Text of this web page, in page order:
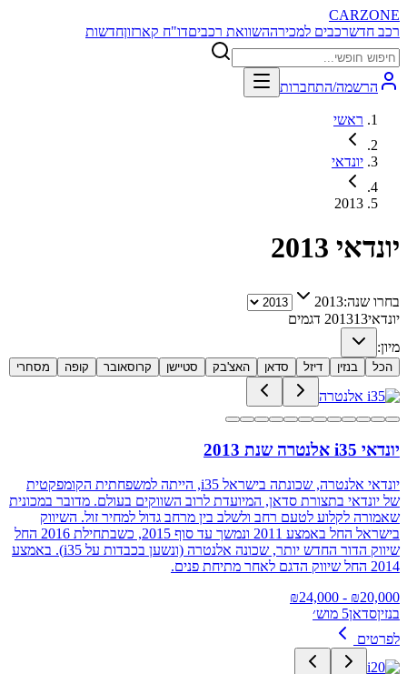
CARZONE
רכב חדשרכבים למכירההשוואת רכביםדו"ח קארזוןחדשות
הרשמה/התחברות
ראשי
יונדאי
2013
יונדאי 2013
בחרו שנה:2013
יונדאי
201313
דגמים
מיון:
הכל בנזין דיזל סדאן האצ'בק סטיישן קרוסאובר קופה מסחרי
יונדאי i35 אלנטרה שנת 2013
יונדאי אלנטרה, שכונתה בישראל i35, הייתה למשפחתית הקומפקטית
של יונדאי בתצורת סדאן, המיועדת לרוב השווקים בעולם. מדובר במכונית
שאמורה לקלוע לטעם רחב ולשלב בין מרחב גדול למחיר זול. השיווק
בישראל החל באמצע 2011 ונמשך עד סוף 2015, כשבתחילת 2016 החל
שיווק הדור החדש יותר, שכונה אלנטרה (ונשען בכבדות על i35). באמצע
2014 החל שיווק הדגם לאחר מתיחת פנים.
₪20,000
- ₪
24,000
בנזיןסדאן5 מוש׳
לפרטים